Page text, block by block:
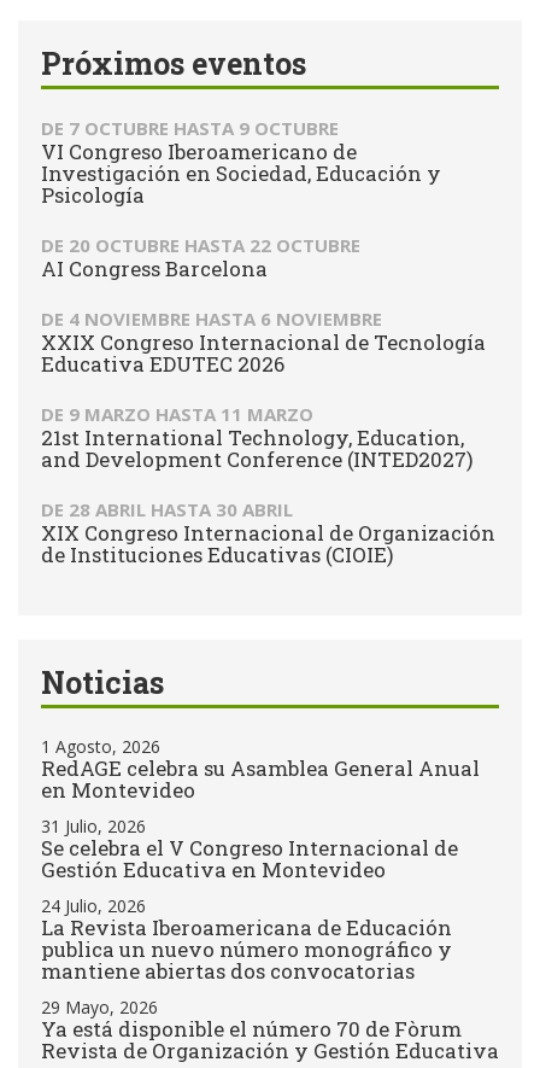
Próximos eventos
DE 7 OCTUBRE HASTA 9 OCTUBRE
VI Congreso Iberoamericano de
Investigación en Sociedad, Educación y
Psicología
DE 20 OCTUBRE HASTA 22 OCTUBRE
AI Congress Barcelona
DE 4 NOVIEMBRE HASTA 6 NOVIEMBRE
XXIX Congreso Internacional de Tecnología
Educativa EDUTEC 2026
DE 9 MARZO HASTA 11 MARZO
21st International Technology, Education,
and Development Conference (INTED2027)
DE 28 ABRIL HASTA 30 ABRIL
XIX Congreso Internacional de Organización
de Instituciones Educativas (CIOIE)
Noticias
1 Agosto, 2026
RedAGE celebra su Asamblea General Anual
en Montevideo
31 Julio, 2026
Se celebra el V Congreso Internacional de
Gestión Educativa en Montevideo
24 Julio, 2026
La Revista Iberoamericana de Educación
publica un nuevo número monográfico y
mantiene abiertas dos convocatorias
29 Mayo, 2026
Ya está disponible el número 70 de Fòrum
Revista de Organización y Gestión Educativa